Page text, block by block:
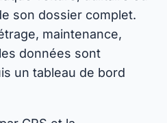
son dossier complet.
maintenance,
données sont
un tableau de bord